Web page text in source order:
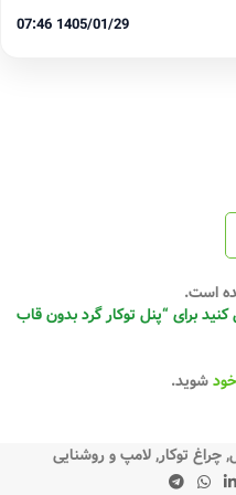
1405/01/29 07:46
است.
برای “پنل توکار گرد بدون قاب
شوید.
,چراغ توکار,لامپ و روشنایی